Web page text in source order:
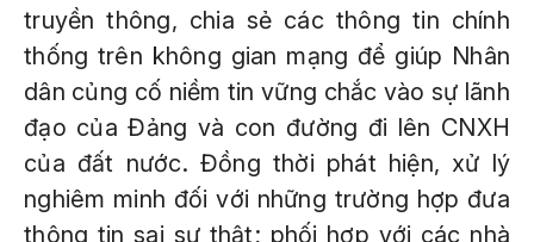
truyền thông, chia sẻ các thông tin chính
thống trên không gian mạng để giúp Nhân
dân củng cố niềm tin vững chắc vào sự lãnh
đạo của Đảng và con đường đi lên CNXH
của đất nước. Đồng thời phát hiện, xử lý
nghiêm minh đối với những trường hợp đưa
thông tin sai sự thật; phối hợp với các nhà